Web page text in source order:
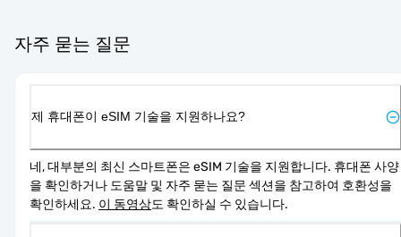
자주 묻는 질문
제 휴대폰이 eSIM 기술을 지원하나요?
네, 대부분의 최신 스마트폰은 eSIM 기술을 지원합니다. 휴대폰 사양
을 확인하거나 도움말 및 자주 묻는 질문 섹션을 참고하여 호환성을
확인하세요. 이 동영상도 확인하실 수 있습니다.